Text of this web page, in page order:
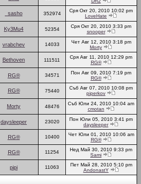
_sasho 352974
Сря Окт 20, 2010 10:02 pm
LoveHate
Ky3Mu4 52354
Сря Окт 20, 2010 3:33 pm
snooper
vrabchev 14033
Чет Авг 12, 2010 3:18 pm
Morty
Bethoven 111511
Сря Авг 11, 2010 12:29 pm
RG®
RG® 34571
Пон Авг 09, 2010 7:19 pm
RG®
RG® 75440
Съб Авг 07, 2010 10:08 pm
piperkov
Morty 48476
Съб Юли 24, 2010 10:04 am
cmotan
daysleeper 23020
Пон Юли 05, 2010 3:41 pm
daysleeper
RG® 10400
Чет Юли 01, 2010 10:06 am
RG®
RG® 11254
Нед Май 30, 2010 9:33 pm
Sami
pipi 11063
Пет Май 28, 2010 5:10 pm
AndonastY